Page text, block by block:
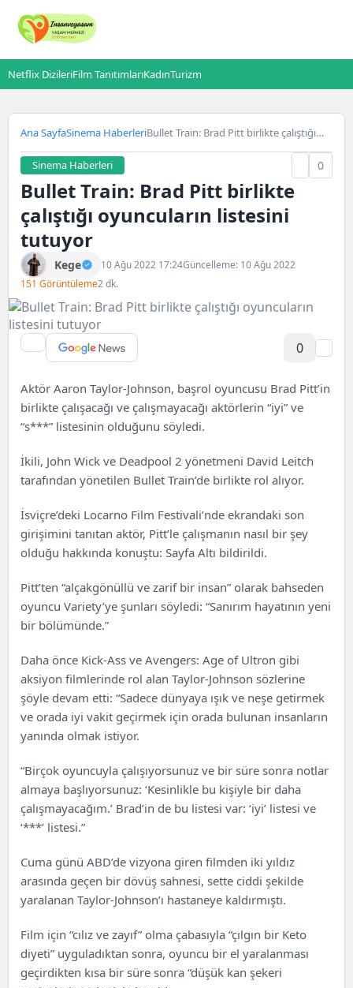
Netflix DizileriFilm TanıtımlarıKadınTurizm
Ana SayfaSinema HaberleriBullet Train: Brad Pitt birlikte çalıştığı
Sinema Haberleri
0
Bullet Train: Brad Pitt birlikte
çalıştığı oyuncuların listesini
tutuyor
Kege 10 Ağu 2022 17:24Güncelleme: 10 Ağu 2022
151 Görüntüleme2 dk.
0
Aktör Aaron Taylor-Johnson, başrol oyuncusu Brad Pitt’in
birlikte çalışacağı ve çalışmayacağı aktörlerin “iyi” ve
“s***” listesinin olduğunu söyledi.
İkili, John Wick ve Deadpool 2 yönetmeni David Leitch
tarafından yönetilen Bullet Train’de birlikte rol alıyor.
İsviçre’deki Locarno Film Festivali’nde ekrandaki son
girişimini tanıtan aktör, Pitt’le çalışmanın nasıl bir şey
olduğu hakkında konuştu: Sayfa Altı bildirildi.
Pitt’ten “alçakgönüllü ve zarif bir insan” olarak bahseden
oyuncu Variety’ye şunları söyledi: “Sanırım hayatının yeni
bir bölümünde.”
Daha önce Kick-Ass ve Avengers: Age of Ultron gibi
aksiyon filmlerinde rol alan Taylor-Johnson sözlerine
şöyle devam etti: “Sadece dünyaya ışık ve neşe getirmek
ve orada iyi vakit geçirmek için orada bulunan insanların
yanında olmak istiyor.
“Birçok oyuncuyla çalışıyorsunuz ve bir süre sonra notlar
almaya başlıyorsunuz: ‘Kesinlikle bu kişiyle bir daha
çalışmayacağım.’ Brad’in de bu listesi var: ‘iyi’ listesi ve
‘***’ listesi.”
Cuma günü ABD’de vizyona giren filmden iki yıldız
arasında geçen bir dövüş sahnesi, sette ciddi şekilde
yaralanan Taylor-Johnson’ı hastaneye kaldırmıştı.
Film için “cılız ve zayıf” olma çabasıyla “çılgın bir Keto
diyeti” uyguladıktan sonra, oyuncu bir el yaralanması
geçirdikten kısa bir süre sonra “düşük kan şekeri